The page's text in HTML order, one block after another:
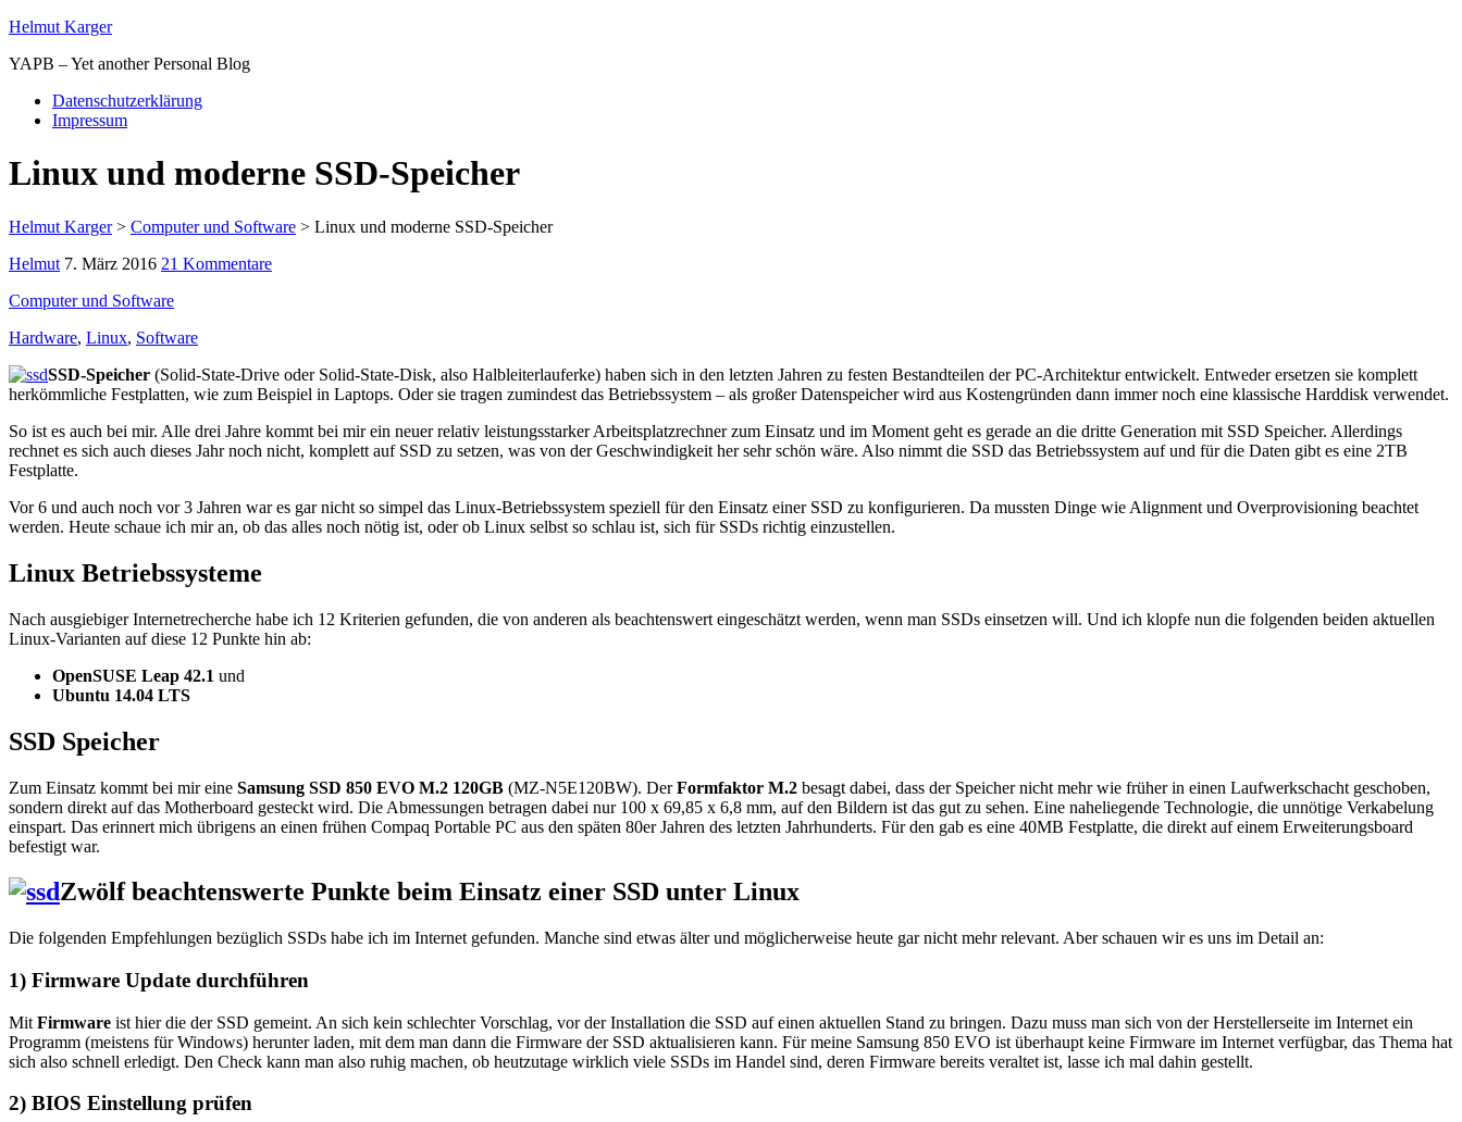
Helmut Karger
YAPB – Yet another Personal Blog
Datenschutzerklärung
Impressum
Linux und moderne SSD-Speicher
Helmut Karger> Computer und Software > Linux und moderne SSD-Speicher
Helmut 7. März 2016 21 Kommentare
Computer und Software
Hardware, Linux, Software
SSD-Speicher (Solid-State-Drive oder Solid-State-Disk, also Halbleiterlauferke) haben sich in den letzten Jahren zu festen Bestandteilen der PC-Architektur entwickelt. Entweder ersetzen sie komplett
herkömmliche Festplatten, wie zum Beispiel in Laptops. Oder sie tragen zumindest das Betriebssystem – als großer Datenspeicher wird aus Kostengründen dann immer noch eine klassische Harddisk verwendet.
So ist es auch bei mir. Alle drei Jahre kommt bei mir ein neuer relativ leistungsstarker Arbeitsplatzrechner zum Einsatz und im Moment geht es gerade an die dritte Generation mit SSD Speicher. Allerdings
rechnet es sich auch dieses Jahr noch nicht, komplett auf SSD zu setzen, was von der Geschwindigkeit her sehr schön wäre. Also nimmt die SSD das Betriebssystem auf und für die Daten gibt es eine 2TB
Festplatte.
Vor 6 und auch noch vor 3 Jahren war es gar nicht so simpel das Linux-Betriebssystem speziell für den Einsatz einer SSD zu konfigurieren. Da mussten Dinge wie Alignment und Overprovisioning beachtet
werden. Heute schaue ich mir an, ob das alles noch nötig ist, oder ob Linux selbst so schlau ist, sich für SSDs richtig einzustellen.
Linux Betriebssysteme
Nach ausgiebiger Internetrecherche habe ich 12 Kriterien gefunden, die von anderen als beachtenswert eingeschätzt werden, wenn man SSDs einsetzen will. Und ich klopfe nun die folgenden beiden aktuellen
Linux-Varianten auf diese 12 Punkte hin ab:
OpenSUSE Leap 42.1 und
Ubuntu 14.04 LTS
SSD Speicher
Zum Einsatz kommt bei mir eine Samsung SSD 850 EVO M.2 120GB (MZ-N5E120BW). DerFormfaktor M.2 besagt dabei, dass der Speicher nicht mehr wie früher in einen Laufwerkschacht geschoben,
sondern direkt auf das Motherboard gesteckt wird. Die Abmessungen betragen dabei nur 100 x 69,85 x 6,8 mm, auf den Bildern ist das gut zu sehen. Eine naheliegende Technologie, die unnötige Verkabelung
einspart. Das erinnert mich übrigens an einen frühen Compaq Portable PC aus den späten 80er Jahren des letzten Jahrhunderts. Für den gab es eine 40MB Festplatte, die direkt auf einem Erweiterungsboard
befestigt war.
Zwölf beachtenswerte Punkte beim Einsatz einer SSD unter Linux
Die folgenden Empfehlungen bezüglich SSDs habe ich im Internet gefunden. Manche sind etwas älter und möglicherweise heute gar nicht mehr relevant. Aber schauen wir es uns im Detail an:
1) Firmware Update durchführen
Mit Firmware ist hier die der SSD gemeint. An sich kein schlechter Vorschlag, vor der Installation die SSD auf einen aktuellen Stand zu bringen. Dazu muss man sich von der Herstellerseite im Internet ein
Programm (meistens für Windows) herunter laden, mit dem man dann die Firmware der SSD aktualisieren kann. Für meine Samsung 850 EVO ist überhaupt keine Firmware im Internet verfügbar, das Thema hat
sich also schnell erledigt. Den Check kann man also ruhig machen, ob heutzutage wirklich viele SSDs im Handel sind, deren Firmware bereits veraltet ist, lasse ich mal dahin gestellt.
2) BIOS Einstellung prüfen